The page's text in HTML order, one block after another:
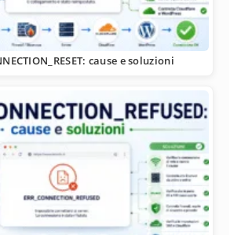
cause e soluzioni